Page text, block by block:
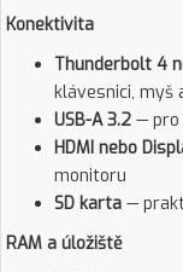
Konektivita
Thunderbolt 4
klávesnici, myš
USB-A 3.2 — pro
HDMI nebo
monitoru
SD karta —
RAM a úložiště